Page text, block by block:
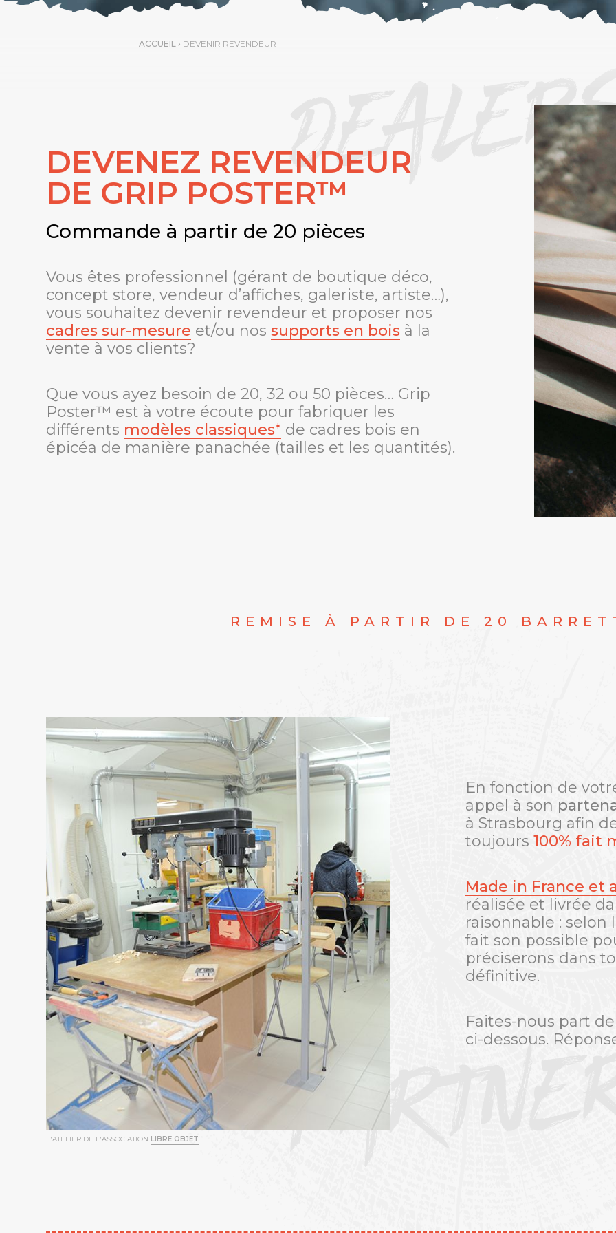
ACCUEIL› DEVENIR REVENDEUR
DEVENEZ REVENDEUR
DE GRIP POSTER™
Commande à partir de 20 pièces
Vous êtes professionnel (gérant de boutique déco,
concept store, vendeur d’affiches, galeriste, artiste…),
vous souhaitez devenir revendeur et proposer nos
cadres sur-mesure et/ou nossupports en bois à la
vente à vos clients?
Que vous ayez besoin de 20, 32 ou 50 pièces… Grip
Poster™ est à votre écoute pour fabriquer les
différents modèles classiques* de cadres bois en
épicéa de manière panachée (tailles et les quantités).
REMISE À PARTIR DE 20
En fonction de
appel à son
à Strasbourg afin
toujours 100% fait
Made in France et
réalisée et livrée
raisonnable : selon
fait son possible
préciserons dans
définitive.
Faites-nous part
ci-dessous.
L'ATELIER DE L'ASSOCIATION LIBRE OBJET